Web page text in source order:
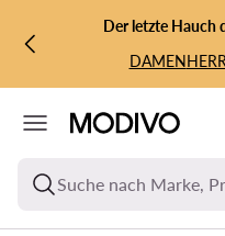
ZUM HAUPTINHALT
ZUR SUCHEDer letzte Hauch
DAMEN
Suche nach Marke,